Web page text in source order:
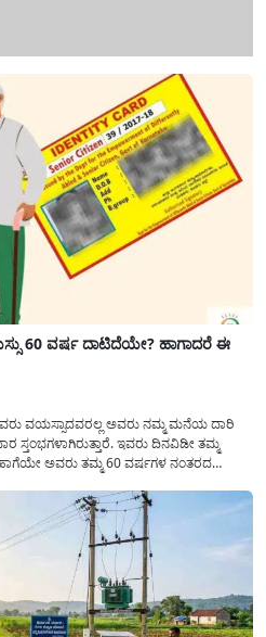
60 ವರ್ಷ ದಾಟಿದೆಯೇ? ಹಾಗಾದರೆ ಈ
ವಯಸ್ಸಾದವರಲ್ಲ ಅವರು ನಮ್ಮ ಮನೆಯ ದಾರಿ
ಸ್ತಂಭಗಳಾಗಿರುತ್ತಾರೆ. ಇವರು ದಿನವಿಡೀ ತಮ್ಮ
ಹಾಗೆಯೇ ಅವರು ತಮ್ಮ 60 ವರ್ಷಗಳ ನಂತರದ